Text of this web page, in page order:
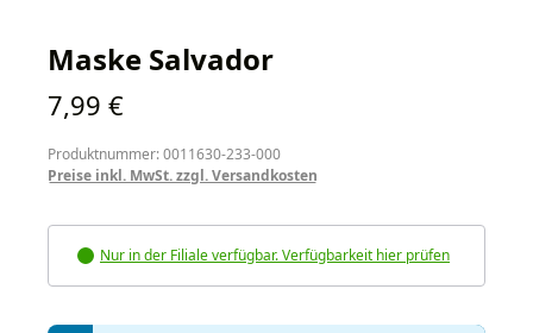
Maske Salvador
Regulärer Preis:
7,99 €
Produktnummer: 0011630-233-000
Preise inkl. MwSt. zzgl. Versandkosten
Nur in der Filiale verfügbar. Verfügbarkeit hier prüfen